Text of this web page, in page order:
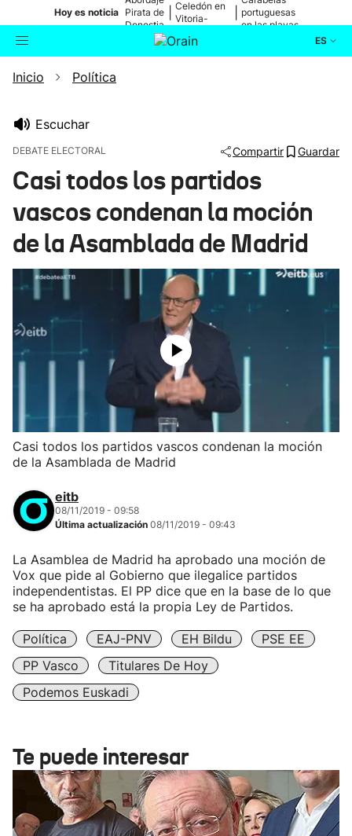
Hoy es noticia Pirata de
Donostia
Celedón en
Vitoria-
portuguesas
en las playas
ES
Buscador
Ikusmiran
Eguraldia
Inicio Política
Escuchar
DEBATE ELECTORAL Compartir Guardar
Casi todos los partidos
vascos condenan la moción
de la Asamblada de Madrid
Casi todos los partidos vascos condenan la moción
de la Asamblada de Madrid
eitb
08/11/2019 - 09:58
Última actualización 08/11/2019 - 09:43
La Asamblea de Madrid ha aprobado una moción de
Vox que pide al Gobierno que ilegalice partidos
independentistas. El PP dice que en la base de lo que
se ha aprobado está la propia Ley de Partidos.
Política EAJ-PNV EH Bildu
PSE EE
PP Vasco
Titulares De Hoy
Podemos Euskadi
Te puede interesar